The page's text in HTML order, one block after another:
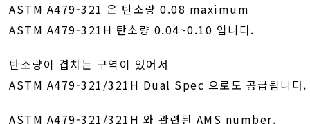
ASTM A479-321 은 탄소량 0.08 maximum
ASTM A479-321H 탄소량 0.04~0.10 입니다.
탄소량이 겹치는 구역이 있어서
ASTM A479-321/321H Dual Spec 으로도 공급됩니다.
ASTM A479-321/321H 와 관련된 AMS number.